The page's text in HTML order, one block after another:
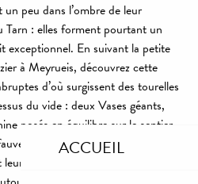
ACCUEIL
peu dans l’ombre de leur
Tarn : elles forment pourtant un
exceptionnel. En suivant la petite
à Meyrueis, découvrez cette
d’où surgissent des tourelles
du vide : deux Vases géants,
posés en équilibre sur le sentier
ou moines, planant au-dessus
envol ; à observer depuis la